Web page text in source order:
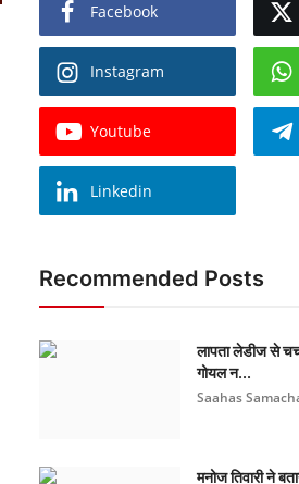
Facebook
Instagram
Youtube
Linkedin
Recommended Posts
लापता लेडीज से
गोयल न...
Saahas
मनोज तिवारी ने